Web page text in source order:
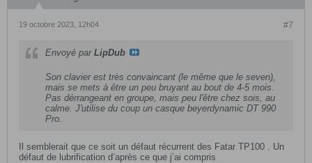
#7
19 octobre 2023, 12h04
Envoyé par LipDub
Son clavier est très convaincant (le même que le seven),
mais se mets à être un peu bruyant au bout de 4-5 mois.
Pas dérrangeant en groupe, mais peu l'être chez sois, au
calme. J'utilise du coup un casque beyerdynamic DT 990
Pro.
Il semblerait que ce soit un défaut récurrent des Fatar TP100 . Un
défaut de lubrification d’après ce que j’ai compris